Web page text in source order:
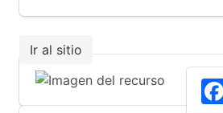
Ir al sitio